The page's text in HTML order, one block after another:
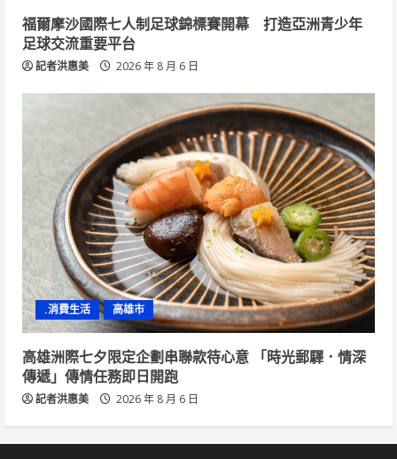
福爾摩沙國際七人制足球錦標賽開幕 打造亞洲青少年
足球交流重要平台
記者洪惠美 2026 年 8 月 6 日
.消費生活 高雄市
高雄洲際七夕限定企劃串聯款待心意 「時光郵驛．情深
傳遞」傳情任務即日開跑
記者洪惠美 2026 年 8 月 6 日